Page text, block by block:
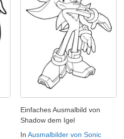
Einfaches Ausmalbild von
Shadow dem Igel
In Ausmalbilder von Sonic